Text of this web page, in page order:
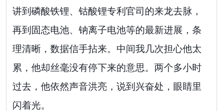
讲到磷酸铁锂、钴酸锂专利官司的来龙去脉，
再到固态电池、钠离子电池等的最新进展，条
理清晰，数据信手拈来。中间我几次担心他太
累，他却丝毫没有停下来的意思。两个多小时
过去，他依然声音洪亮，说到兴奋处，眼睛里
闪着光。